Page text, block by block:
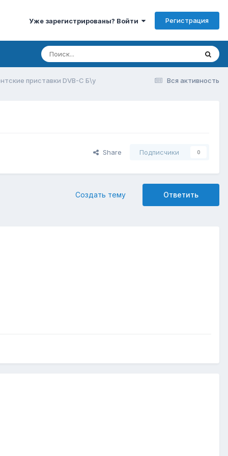
Уже зарегистрированы? Войти Регистрация
Вся активность
приставки DVB-C Б\у
Share Подписчики 0
Ответить
Создать тему